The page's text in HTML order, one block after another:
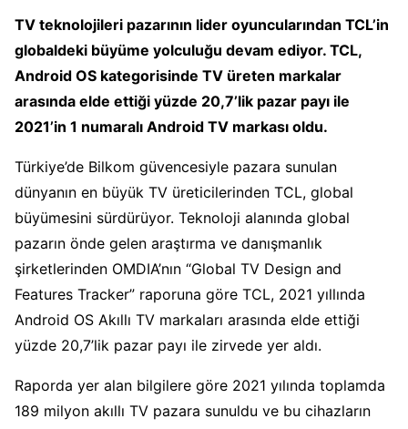
TV teknolojileri pazarının lider oyuncularından TCL’in
globaldeki büyüme yolculuğu devam ediyor. TCL,
Android OS kategorisinde TV üreten markalar
arasında elde ettiği yüzde 20,7’lik pazar payı ile
2021’in 1 numaralı Android TV markası oldu.
Türkiye’de Bilkom güvencesiyle pazara sunulan
dünyanın en büyük TV üreticilerinden TCL, global
büyümesini sürdürüyor. Teknoloji alanında global
pazarın önde gelen araştırma ve danışmanlık
şirketlerinden OMDIA’nın “Global TV Design and
Features Tracker” raporuna göre TCL, 2021 yıllında
Android OS Akıllı TV markaları arasında elde ettiği
yüzde 20,7’lik pazar payı ile zirvede yer aldı.
Raporda yer alan bilgilere göre 2021 yılında toplamda
189 milyon akıllı TV pazara sunuldu ve bu cihazların